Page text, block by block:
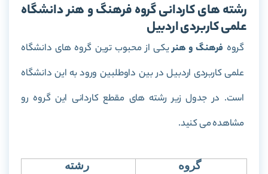
رشته های کاردانی گروه فرهنگ و هنر دانشگاه
علمی کاربردی اردبیل
گروه فرهنگ و هنریکی از محبوب ترین گروه های دانشگاه
علمی کاربردی اردبیل در بین داوطلبین ورود به این دانشگاه
است. در جدول زیر رشته های مقطع کاردانی این گروه رو
مشاهده می کنید.
گروه رشته